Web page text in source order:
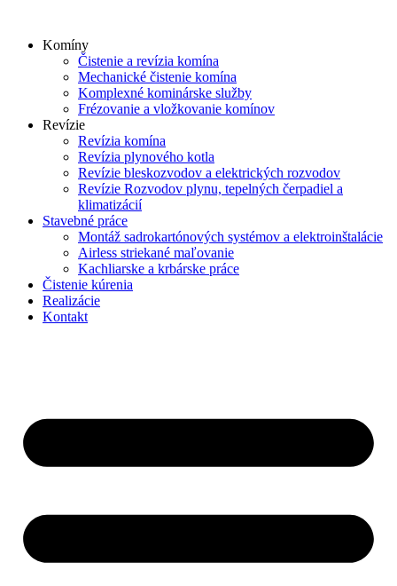
contentKomíny
Čistenie a revízia komína
Mechanické čistenie komína
Komplexné kominárske služby
Frézovanie a vložkovanie komínov
Revízie
Revízia komína
Revízia plynového kotla
Revízie bleskozvodov a elektrických rozvodov
Revízie Rozvodov plynu, tepelných čerpadiel a
klimatizácií
Stavebné práce
Montáž sadrokartónových systémov a elektroinštalácie
Airless striekané maľovanie
Kachliarske a krbárske práce
Čistenie kúrenia
Realizácie
Kontakt